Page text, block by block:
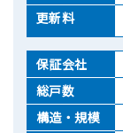
更新料
保証会社
総戸数
構造・規模